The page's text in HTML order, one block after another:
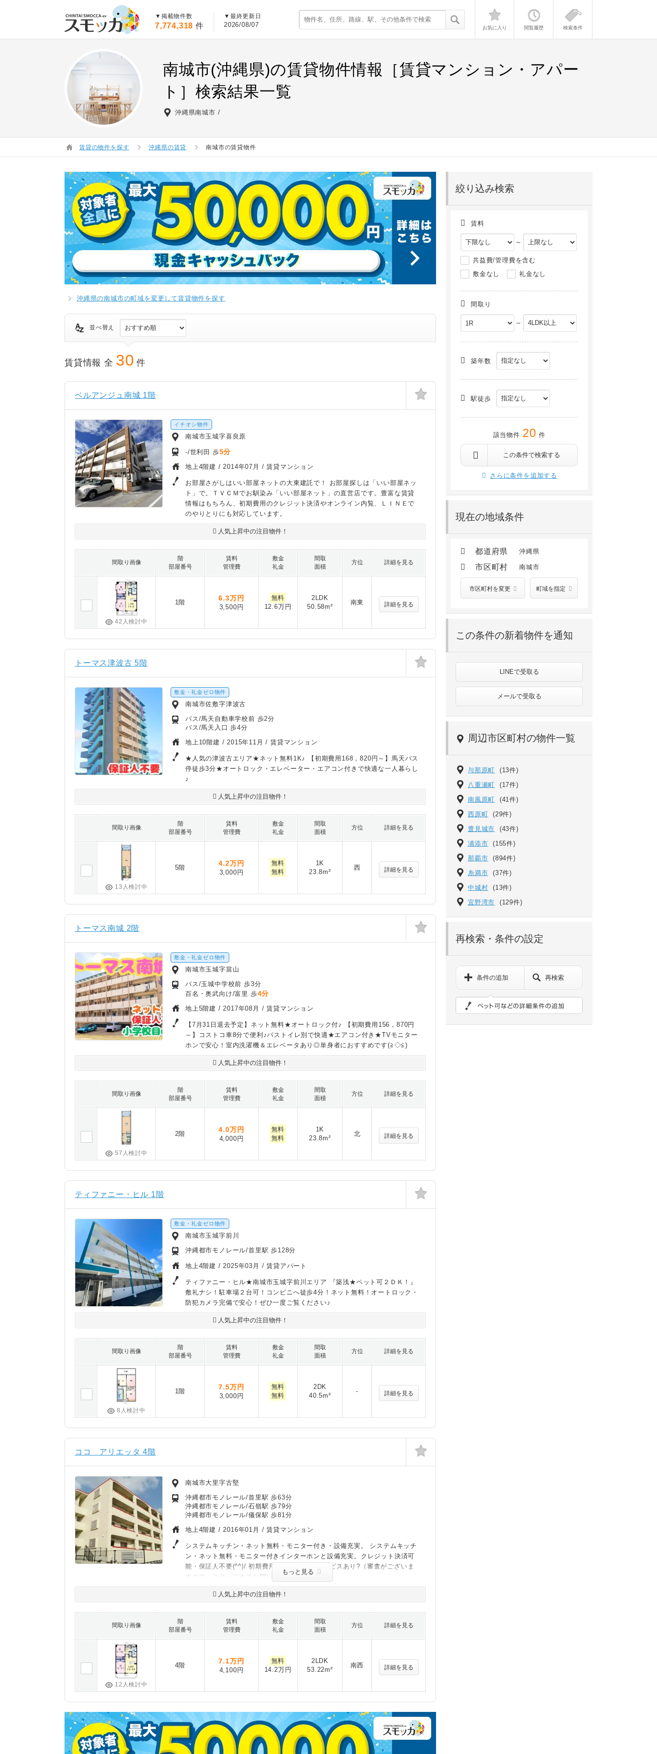
▼掲載物件数
7,774,318 件
▼最終更新日
2026/08/07 お気に入り 閲覧履歴 検索条件
南城市(沖縄県)の賃貸物件情報［賃貸マンション・アパー
ト］検索結果一覧
沖縄県南城市
賃貸の物件を探す 沖縄県の賃貸 南城市の賃貸物件
絞り込み検索
賃料
～
共益費/管理費を含む
敷金なし
礼金なし
間取り
～
築年数
駅徒歩
該当物件 20 件
この条件で検索する
さらに条件を追加する
現在の地域条件
都道府県 沖縄県
市区町村 南城市
市区町村を変更 町域を指定
この条件の新着物件を通知
LINEで受取る
メールで受取る
周辺市区町村の物件一覧
与那原町 (13件)
八重瀬町 (17件)
南風原町 (41件)
西原町 (29件)
豊見城市 (43件)
浦添市 (155件)
那覇市 (894件)
糸満市 (37件)
中城村 (13件)
宜野湾市 (129件)
再検索・条件の設定
条件の追加 再検索
沖縄県の南城市の町域を変更して賃貸物件を探す
並べ替え
賃貸情報 全 30 件
ベルアンジュ南城 1階
イチオシ物件
南城市玉城字喜良原
-/世利田 歩5分
地上4階建 /2014年07月 / 賃貸マンション
お部屋さがしはいい部屋ネットの大東建託で！ お部屋探しは「いい部屋ネッ
ト」で。ＴＶＣＭでお馴染み「いい部屋ネット」の直営店です。豊富な賃貸
情報はもちろん、初期費用のクレジット決済やオンライン内覧、ＬＩＮＥで
のやりとりにも対応しています。
人気上昇中の注目物件！
間取り画像
階
部屋番号
賃料
管理費
敷金
礼金
間取
面積
方位 詳細を見る
42人検討中
1階
6.3万円
3,500円
無料
12.6万円
2LDK
50.58m²
南東 詳細を見る
トーマス津波古 5階
敷金・礼金ゼロ物件
南城市佐敷字津波古
バス/馬天自動車学校前 歩2分
バス/馬天入口 歩4分
地上10階建 /2015年11月 / 賃貸マンション
★人気の津波古エリア★ネット無料1K♪ 【初期費用168，820円～】馬天バス
停徒歩3分★オートロック・エレベーター・エアコン付きで快適な一人暮らし
♪
人気上昇中の注目物件！
間取り画像
階
部屋番号
賃料
管理費
敷金
礼金
間取
面積
方位 詳細を見る
13人検討中
5階
4.2万円
3,000円
無料
無料
1K
23.8m²
西 詳細を見る
トーマス南城 2階
敷金・礼金ゼロ物件
南城市玉城字當山
バス/玉城中学校前 歩3分
百名・奥武向け/富里 歩4分
地上5階建 /2017年08月 / 賃貸マンション
【7月31日退去予定】ネット無料★オートロック付♪ 【初期費用156，870円
～】コストコ車8分で便利♪バストイレ別で快適★エアコン付き★TVモニター
ホンで安心！室内洗濯機＆エレベータあり◎単身者におすすめです(≧◇≦)
人気上昇中の注目物件！
間取り画像
階
部屋番号
賃料
管理費
敷金
礼金
間取
面積
方位 詳細を見る
57人検討中
2階
4.0万円
4,000円
無料
無料
1K
23.8m²
北 詳細を見る
ティファニー・ヒル 1階
敷金・礼金ゼロ物件
南城市玉城字前川
沖縄都市モノレール/首里駅 歩128分
地上4階建 /2025年03月 / 賃貸アパート
ティファニー・ヒル★南城市玉城字前川エリア 『築浅★ペット可２ＤＫ！』
敷礼ナシ！駐車場２台可！コンビニへ徒歩4分！ネット無料！オートロック・
防犯カメラ完備で安心！ぜひ一度ご覧ください♪
人気上昇中の注目物件！
間取り画像
階
部屋番号
賃料
管理費
敷金
礼金
間取
面積
方位 詳細を見る
8人検討中
1階
7.5万円
3,000円
無料
無料
2DK
40.5m²
- 詳細を見る
ココ アリエッタ 4階
南城市大里字古堅
沖縄都市モノレール/首里駅 歩63分
沖縄都市モノレール/石嶺駅 歩79分
沖縄都市モノレール/儀保駅 歩81分
地上4階建 /2016年01月 / 賃貸マンション
システムキッチン・ネット無料・モニター付き・設備充実。 システムキッチ
ン・ネット無料・モニター付きインターホンと設備充実。クレジット決済可
能・保証人不要(^^)/ 初期費用の分割支払いサービスあり?（審査がございま
すので、スタッフまでお問い合わせください）
もっと見る
人気上昇中の注目物件！
間取り画像
階
部屋番号
賃料
管理費
敷金
礼金
間取
面積
方位 詳細を見る
12人検討中
4階
7.1万円
4,100円
無料
14.2万円
2LDK
53.22m²
南西 詳細を見る